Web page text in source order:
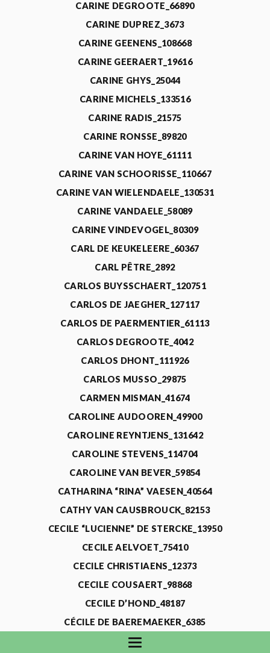
CARINE DEGROOTE_66890
CARINE DUPREZ_3673
CARINE GEENENS_108668
CARINE GEERAERT_19616
CARINE GHYS_25044
CARINE MICHELS_133516
CARINE RADIS_21575
CARINE RONSSE_89820
CARINE VAN HOYE_61111
CARINE VAN SCHOORISSE_110667
CARINE VAN WIELENDAELE_130531
CARINE VANDAELE_58089
CARINE VINDEVOGEL_80309
CARL DE KEUKELEERE_60367
CARL PÊTRE_2892
CARLOS BUYSSCHAERT_120751
CARLOS DE JAEGHER_127117
CARLOS DE PAERMENTIER_61113
CARLOS DEGROOTE_4042
CARLOS DHONT_111926
CARLOS MUSSO_29875
CARMEN MISMAN_41674
CAROLINE AUDOOREN_49900
CAROLINE REYNTJENS_131642
CAROLINE STEVENS_114704
CAROLINE VAN BEVER_59854
CATHARINA “RINA” VAESEN_40564
CATHY VAN CAUSBROUCK_82153
CECILE “LUCIENNE” DE STERCKE_13950
CECILE AELVOET_75410
CECILE CHRISTIAENS_12373
CECILE COUSAERT_98868
CECILE D’HOND_48187
CÉCILE DE BAEREMAEKER_6385
CECILE DE WAELE_4731